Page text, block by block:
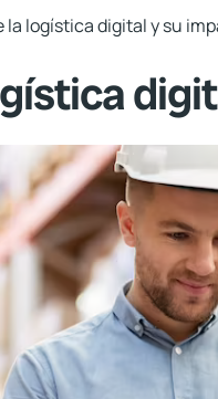
logística digital y su